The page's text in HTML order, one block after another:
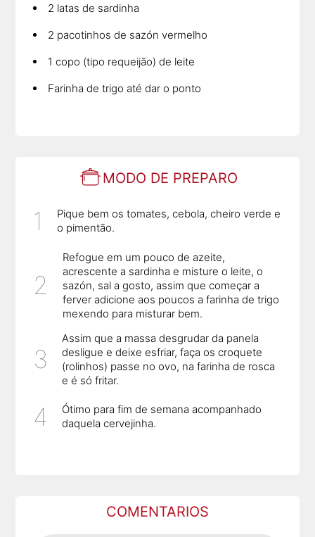
2 latas de sardinha
2 pacotinhos de sazón vermelho
1 copo (tipo requeijão) de leite
Farinha de trigo até dar o ponto
MODO DE PREPARO
Pique bem os tomates, cebola, cheiro verde e
o pimentão.
Refogue em um pouco de azeite,
acrescente a sardinha e misture o leite, o
sazón, sal a gosto, assim que começar a
ferver adicione aos poucos a farinha de trigo
mexendo para misturar bem.
Assim que a massa desgrudar da panela
desligue e deixe esfriar, faça os croquete
(rolinhos) passe no ovo, na farinha de rosca
e é só fritar.
Ótimo para fim de semana acompanhado
daquela cervejinha.
COMENTARIOS